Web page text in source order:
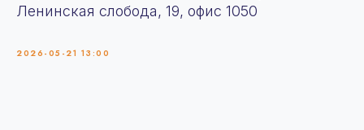
Ленинская слобода, 19, офис 1050
2026-05-21 13:00